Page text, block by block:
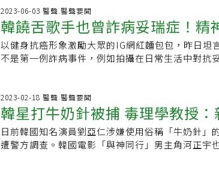
含在一般調劑費中，缺乏獨立給付，也讓醫院的發
韓國已法制化美國在藥師專科化領域是遙遙領先的
40年。張豫立補充，藥師門診在美國也已發展20
癌症、心血管疾病、心律不整。由於國內外數據皆
風。鄰近台灣的韓國，近年也正式將藥師專科化納
議，由於國家認證通常需要較長的立法過程，台灣
會率先推動認證與考試，待認證體系成熟後，再爭
可，最後再向衛福部提出法制化建議。以及參考國
讓調劑工作分流，才能將專科藥師的人力從藥局櫃
民眾，在網路上穿著白袍用文雅語調說話的，不一
醫生，為了博取關注，也可能在社交媒體上發表誇
「如果喝XX，癌症就會消失」或「這種方法可以治
提高警覺。該如何才能不被假影片矇騙？我們不需
放棄自身的思考能力，Karis表示：「永遠、永遠都
養」，意思是理解其運作機制和特性，並且知道如
成為人工智慧的接收者。可以試試看使用多個人工
實資訊）」，例如：使用ChatGPT和Gemini分析
知識工作者的角色正從「思考」轉向「承擔責任＋
咖啡廳，Hannah的父親會點最喜歡的「抹茶拿鐵」
認爲無糖飲品和替代植物奶更有利於健康，所以會
不加糖漿，一般人無法接受的味道，對漢娜父親來
到外面餐廳和家人吃晚餐，Hannah的父親也會替自
了一袋烤黑豆，開心地帶回家享用，黑豆富含花青
素，有助於預防疾病、養顏美容，還能維持頭髮烏
來，Hannah的父親幾乎只吃原型食物，也不碰高
飲食和規律作息就是身體最好的保養品，也難怪這
年輕帥氣，更重要的是改善了自己的健康。
設立友善職場，採取彈性工時、遠距工作等方式，
策，減輕父母照顧的壓力。韓國是全球生育率最低
火線，直指已進入「國家人口的緊急事態」，因為
成全面衝擊。而台灣是僅次於韓國，生育率倒數第
與聯合報健康事業部日前共同主辦「台灣生育力智
區工具包」報告，集結各國研究資源及意見，認為
因」、「職場政策」、「人工生殖」等四大面向著
濟上的補助不見得有用，反而是職場友善及對家庭
在勞基法及性別平等工作法上都有相關立法，許修
2023-06-03 醫聲.醫聲要聞
韓饒舌歌手也曾詐病妥瑞症！精
信任真正患者
以健身抗癌形象激勵大眾的IG網紅麵包包，昨日坦
不是第一例詐病事件，例如拍攝在日常生活中對抗
精神醫學部資深主治醫師方俊凱表示，詐病者可能
造成社會不信任真正的患者。聲稱罹患胰臟癌第四
分享健身照片，正面形象在IG吸引1.1萬粉絲追蹤，
病」的採訪，強調「我每天的信念，就是要用我的
不料麵包包昨日突然發文自承詐病長達3年，「造成
2023-02-18 醫聲.醫聲要聞
韓星打牛奶針被捕 毒理學教授：新興毒品濫用台多
於韓
日前韓國知名演員劉亞仁涉嫌使用俗稱「牛奶針
遭警方調查。韓國電影「與神同行」男主角河正宇